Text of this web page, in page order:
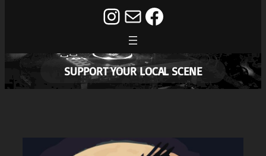
Instagram
E-MailFacebook
SUPPORT YOUR LOCAL SCENE